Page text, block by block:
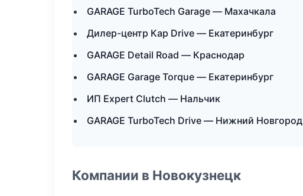
GARAGE TurboTech Garage — Махачкала
Дилер-центр Кар Drive — Екатеринбург
GARAGE Detail Road — Краснодар
GARAGE Garage Torque — Екатеринбург
ИП Expert Clutch — Нальчик
GARAGE TurboTech Drive — Нижний Новгород
Компании в Новокузнецк